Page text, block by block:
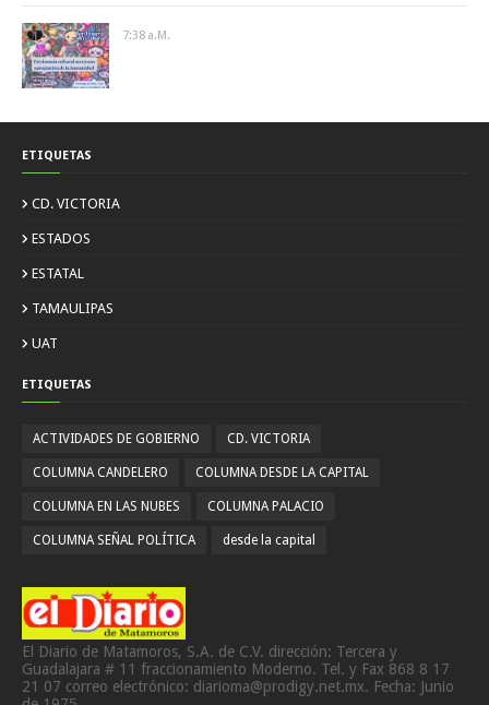
7:38 A.m.
ETIQUETAS
CD. VICTORIA
ESTADOS
ESTATAL
TAMAULIPAS
UAT
ETIQUETAS
ACTIVIDADES DE GOBIERNO CD. VICTORIA
COLUMNA CANDELERO COLUMNA DESDE LA CAPITAL
COLUMNA EN LAS NUBES COLUMNA PALACIO
COLUMNA SEÑAL POLÍTICA desde la capital
El Diario de Matamoros, S.A. de C.V. dirección: Tercera y
Guadalajara # 11 fraccionamiento Moderno. Tel. y Fax 868 8 17
21 07 correo electrónico: diarioma@prodigy.net.mx. Fecha: Junio